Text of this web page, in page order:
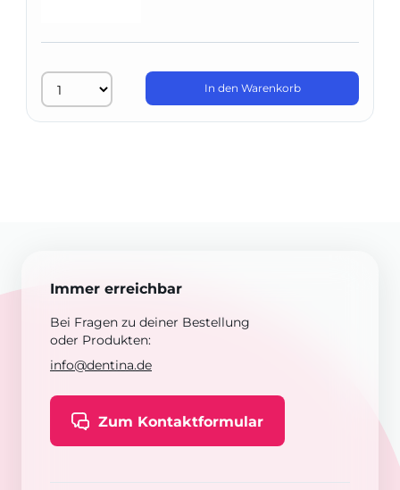
In den Warenkorb
Immer erreichbar
Bei Fragen zu deiner Bestellung
oder Produkten:
info@dentina.de
Zum Kontaktformular